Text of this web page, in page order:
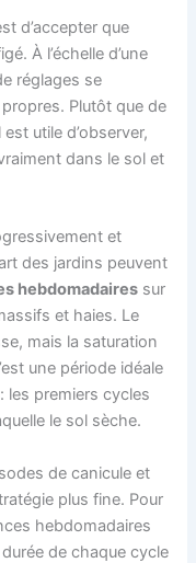
d’accepter que
À l’échelle d’une
réglages se
Plutôt que de
utile d’observer,
dans le sol et
et
des jardins peuvent
hebdomadaires sur
et haies. Le
mais la saturation
une période idéale
les premiers cycles
le sol sèche.
de canicule et
plus fine. Pour
hebdomadaires
de chaque cycle